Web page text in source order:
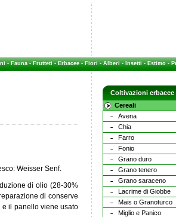
-Fauna-Frutteti-Erbacee-Fiori-Alberi-Insetti-Estimo-
Weisser Senf.
di olio (28-30%
di conserve
e il panello viene usato
Coltivazioni erbacee
Cereali
Avena
Chia
Farro
Fonio
Grano duro
Grano tenero
Grano saraceno
Lacrime di Giobbe
Mais o Granoturco
Miglio e Panico